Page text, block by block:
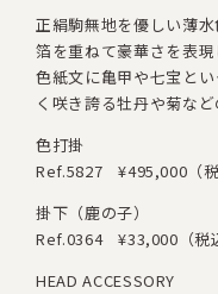
正絹駒無地を優しい薄
箔を重ねて豪華さを表現
色紙文に亀甲や七宝とい
く咲き誇る牡丹や菊な
色打掛
Ref.5827
¥495,000（税
掛下（鹿の子）
Ref.0364
¥33,000（税
HEAD ACCESSORY